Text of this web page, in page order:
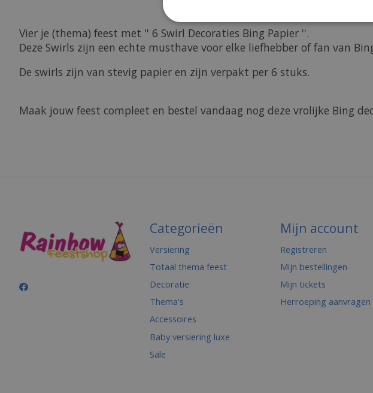
Vier je (thema) feest met '' 6 Swirl Decoraties Bing Papier ''.
Deze Swirls zijn een echte musthave voor elke liefhebber of fan van
De swirls zijn van stevig papier en zijn verpakt per 6 stuks.
Maak jouw feest compleet en bestel vandaag nog deze vrolijke Bing
Categorieën
Versiering
Totaal thema feest
Decoratie
Thema's
Accessoires
Baby versiering luxe
Sale
Mijn account
Registreren
Mijn bestellingen
Mijn tickets
Herroeping aanvragen